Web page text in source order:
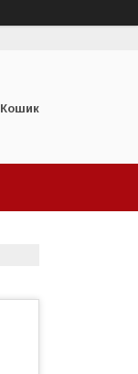
Кошик